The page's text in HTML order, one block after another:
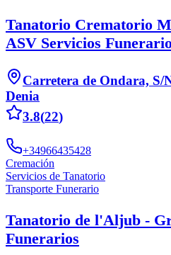
Tanatorio Crematorio
ASV Servicios
Carretera de Ondara, S/
Denia
3.8(22)
+34966435428
Cremación
Servicios de Tanatorio
Transporte Funerario
Tanatorio de l'Aljub -
Funerarios